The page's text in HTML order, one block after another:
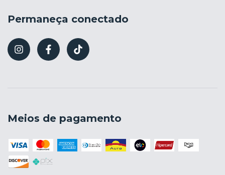
Permaneça conectado
Meios de pagamento